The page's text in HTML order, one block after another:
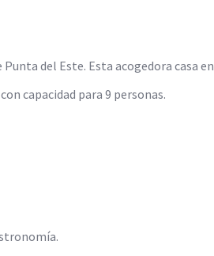
del Este. Esta acogedora casa en
capacidad para 9 personas.